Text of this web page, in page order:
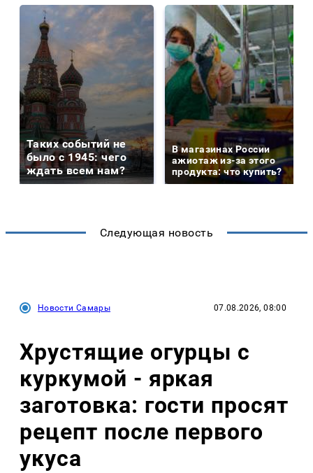
Таких событий не
было с 1945: чего
ждать всем нам?
В магазинах России
ажиотаж из-за этого
продукта: что купить?
Следующая новость
Новости Самары 07.08.2026, 08:00
Хрустящие огурцы с
куркумой - яркая
заготовка: гости просят
рецепт после первого
укуса